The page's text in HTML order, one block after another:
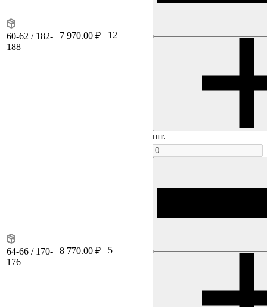
60-62 / 182-
188
7 970.00 ₽ 12
шт.
64-66 / 170-
176
8 770.00 ₽ 5